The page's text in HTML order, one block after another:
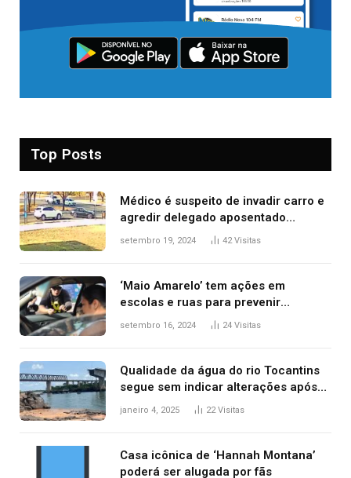
Top Posts
Médico é suspeito de invadir carro e
agredir delegado aposentado
durante confusão no trânsito
setembro 19, 2024 42Visitas
‘Maio Amarelo’ tem ações em
escolas e ruas para prevenir
acidentes no trânsito no AP
setembro 16, 2024 24 Visitas
Qualidade da água do rio Tocantins
segue sem indicar alterações após
desabamento da ponte entre MA e
janeiro 4, 2025 22Visitas
Casa icônica de ‘Hannah Montana’
poderá ser alugada por fãs